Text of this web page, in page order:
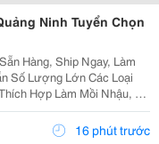
Ninh Tuyển Chọn
Hàng, Ship Ngay, Làm
Hợp Làm Mồi Nhậu, Ăn
Quà. Sỉ Lẻ Toàn Quốc,
Gửi Ngay. Sá Sùng Khô Quan Lạn Vip...
16 phút trước